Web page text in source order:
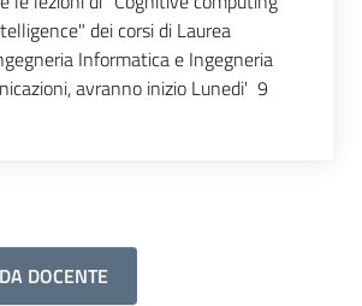
dei corsi di Laurea
Informatica e Ingegneria
avranno inizio Lunedi' 9
DOCENTE